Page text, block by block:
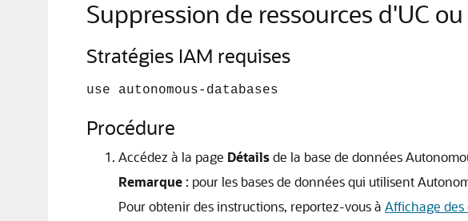
Suppression de ressources d'UC
Stratégies IAM requises
use autonomous-databases
Procédure
Accédez à la page Détailsde la base de données
Remarque : pour les bases de données qui utilisent
Pour obtenir des instructions, reportez-vous à Affichage des